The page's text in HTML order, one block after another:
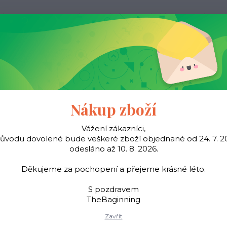
nakupovat Kontakty Obchodní podmínky Více
Hledat
Šátky Young TheBaginning
Úvod Šátky Hedvábná dvojitá šála - černo zlatá
dvojitá šála - černo
Dvojvrstvá šála z
délka 180 cm.
Nákup zboží
Vážení zákazníci,
dovolené bude veškeré zboží objednané od 24. 7.
odesláno až 10. 8. 2026.
Děkujeme za pochopení a přejeme krásné léto.
S pozdravem
TheBaginning
Zavřít